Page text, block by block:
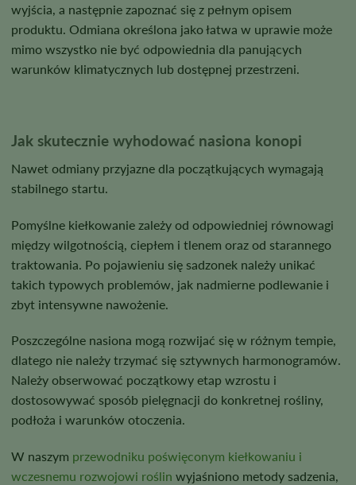
wyjścia, a następnie zapoznać się z pełnym opisem
produktu. Odmiana określona jako łatwa w uprawie może
mimo wszystko nie być odpowiednia dla panujących
warunków klimatycznych lub dostępnej przestrzeni.
Jak skutecznie wyhodować nasiona konopi
Nawet odmiany przyjazne dla początkujących wymagają
stabilnego startu.
Pomyślne kiełkowanie zależy od odpowiedniej równowagi
między wilgotnością, ciepłem i tlenem oraz od starannego
traktowania. Po pojawieniu się sadzonek należy unikać
takich typowych problemów, jak nadmierne podlewanie i
zbyt intensywne nawożenie.
Poszczególne nasiona mogą rozwijać się w różnym tempie,
dlatego nie należy trzymać się sztywnych harmonogramów.
Należy obserwować początkowy etap wzrostu i
dostosowywać sposób pielęgnacji do konkretnej rośliny,
podłoża i warunków otoczenia.
W naszym przewodniku poświęconym kiełkowaniu i
wczesnemu rozwojowi roślin wyjaśniono metody sadzenia,